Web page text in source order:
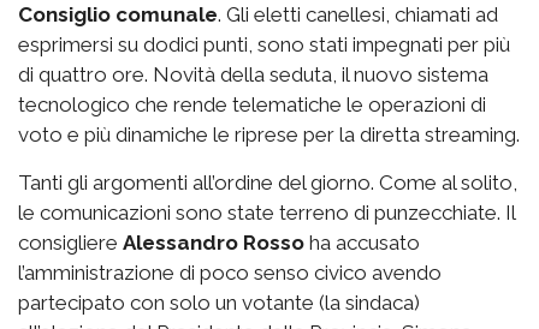
Consiglio comunale. Gli eletti canellesi, chiamati ad
esprimersi su dodici punti, sono stati impegnati per più
di quattro ore. Novità della seduta, il nuovo sistema
tecnologico che rende telematiche le operazioni di
voto e più dinamiche le riprese per la diretta streaming.
Tanti gli argomenti all’ordine del giorno. Come al solito,
le comunicazioni sono state terreno di punzecchiate. Il
consigliere Alessandro Rosso ha accusato
l’amministrazione di poco senso civico avendo
partecipato con solo un votante (la sindaca)